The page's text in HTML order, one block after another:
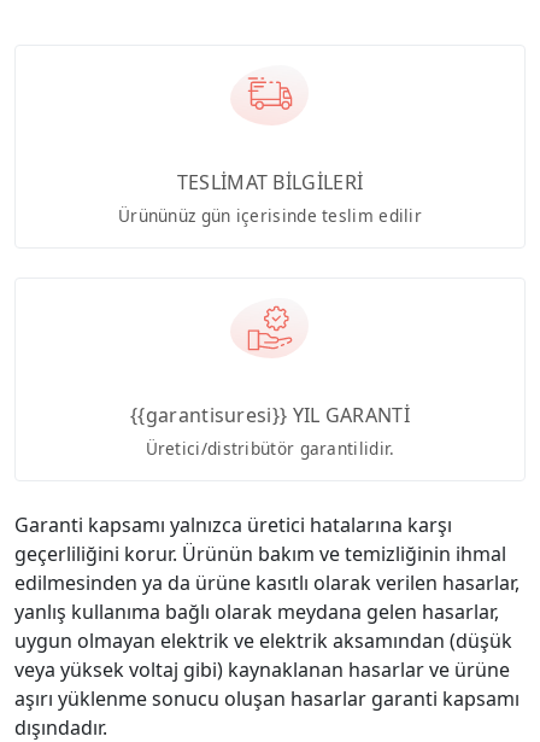
TESLİMAT BİLGİLERİ
Ürününüz gün içerisinde teslim edilir
{{garantisuresi}} YIL GARANTİ
Üretici/distribütör garantilidir.
Garanti kapsamı yalnızca üretici hatalarına karşı
geçerliliğini korur. Ürünün bakım ve temizliğinin ihmal
edilmesinden ya da ürüne kasıtlı olarak verilen hasarlar,
yanlış kullanıma bağlı olarak meydana gelen hasarlar,
uygun olmayan elektrik ve elektrik aksamından (düşük
veya yüksek voltaj gibi) kaynaklanan hasarlar ve ürüne
aşırı yüklenme sonucu oluşan hasarlar garanti kapsamı
dışındadır.